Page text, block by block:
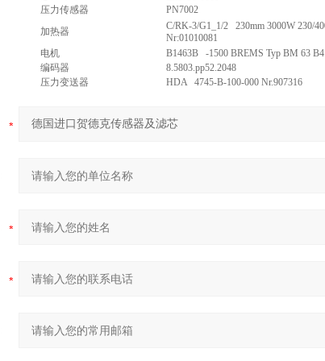
压力传感器
PN7002
加热器
C/RK-3/G1_1/2 230mm 3000W 230/
Nr:01010081
电机
B1463B -1500 BREMS Typ BM 63 B4
编码器
8.5803.pp52.2048
压力变送器 HDA 4745-B-100-000 Nr.907316